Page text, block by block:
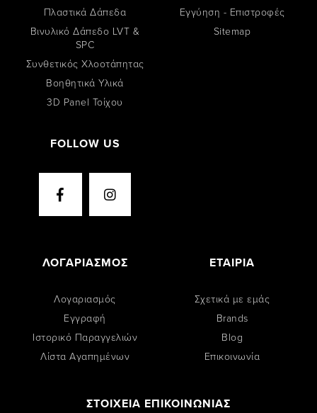
Πλαστικά Δάπεδα
Βινυλικό Δάπεδο LVT &
SPC
Συνθετικός Χλοοτάπητας
Βοηθητικά Υλικά
3D Panel Τοίχου
FOLLOW US
Εγγύηση - Επιστροφές
Sitemap
ΛΟΓΑΡΙΑΣΜΟΣ
Λογαριασμός
Εγγραφή
Ιστορικό Παραγγελιών
Λίστα Αγαπημένων
ΕΤΑΙΡΙΑ
Σχετικά με εμάς
Brands
Blog
Επικοινωνία
ΣΤΟΙΧΕΙΑ ΕΠΙΚΟΙΝΩΝΙΑΣ